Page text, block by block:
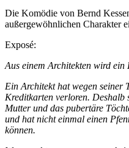
Die Komödie von Bernd
außergewöhnlichen Charakter
Exposé:
Aus einem Architekten wird ein
Ein Architekt hat wegen
Kreditkarten verloren. Deshalb
Mutter und das pubertäre
und hat nicht einmal einen
können.